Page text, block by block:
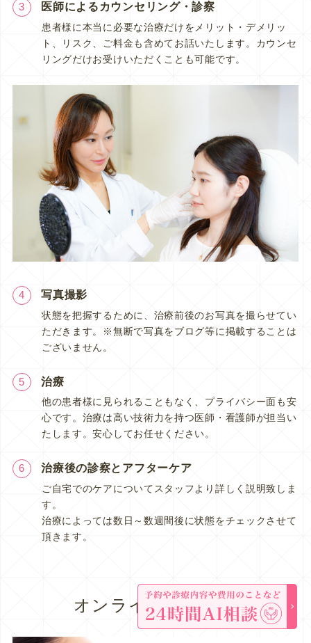
3 医師によるカウンセリング・診察
患者様に本当に必要な治療だけをメリット・デメリッ
ト、リスク、ご料金も含めてお話いたします。カウンセ
リングだけお受けいただくことも可能です。
4 写真撮影
状態を把握するために、治療前後のお写真を撮らせてい
ただきます。※無断で写真をブログ等に掲載することは
ございません。
5 治療
他の患者様に見られることもなく、プライバシー面も安
心です。治療は高い技術力を持つ医師・看護師が担当い
たします。安心してお任せください。
6 治療後の診察とアフターケア
ご自宅でのケアについてスタッフより詳しく説明致しま
す。
治療によっては数日～数週間後に状態をチェックさせて
頂きます。
オンラインショップ